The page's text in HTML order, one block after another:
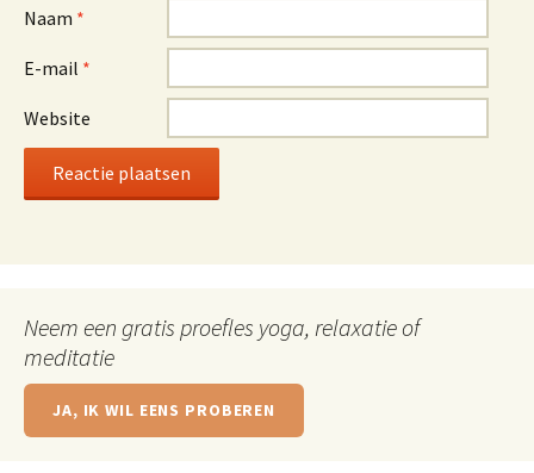
Naam *
E-mail *
Website
Neem een gratis proefles yoga, relaxatie of
meditatie
JA, IK WIL EENS PROBEREN